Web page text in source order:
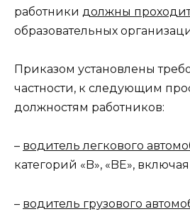
работники должны
образовательных
Приказом установлены
частности, к следующим
должностям работников:
– водитель легкового
категорий «B», «BE»,
– водитель грузового